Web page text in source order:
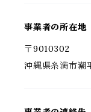
事業者の所在地
〒9010302
沖縄県糸満市潮